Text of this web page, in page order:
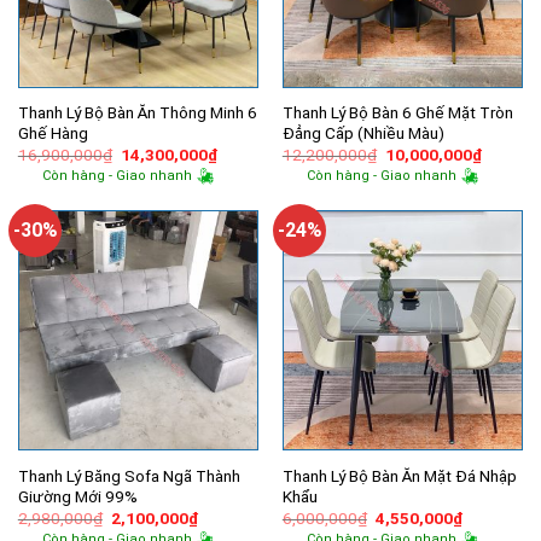
Thanh Lý Bộ Bàn Ăn Thông Minh 6
Ghế Hàng
16,900,000₫ Giá
gốc
là:
14,300,000₫Giá
hiện
14,300,000₫.
Còn hàng - Giao nhanh
Thanh Lý Bộ Bàn 6 Ghế Mặt Tròn
Đẳng Cấp (Nhiều Màu)
12,200,000₫ Giá
gốc
là:
10,000,000₫Giá
hiện
Còn hàng - Giao nhanh
-30%
Thanh Lý Băng Sofa Ngã Thành
Giường Mới 99%
2,980,000₫ Giá
gốc
2,100,000₫Giá
hiện
-24%
Thanh Lý Bộ Bàn Ăn Mặt Đá Nhập
Khẩu
6,000,000₫ Giá
gốc
4,550,000₫Giá
hiện